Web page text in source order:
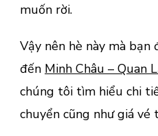
muốn rời.
Vậy nên hè này mà bạn
đến Minh Châu – Quan
chúng tôi tìm hiểu chi
chuyển cũng như giá vé